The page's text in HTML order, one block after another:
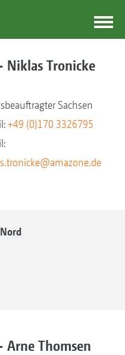
Niklas Tronicke
Sachsen
+49 (0)170 3326795
Arne Thomsen